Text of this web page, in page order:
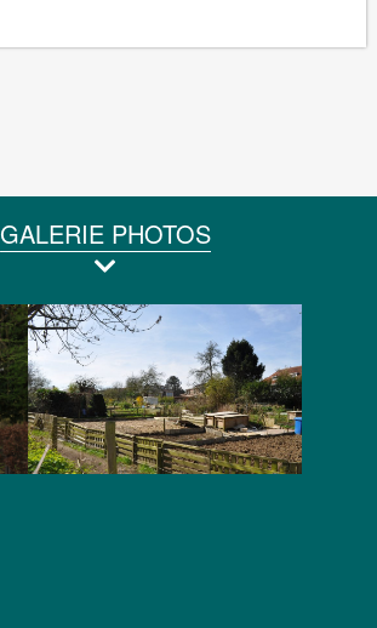
GALERIE PHOTOS